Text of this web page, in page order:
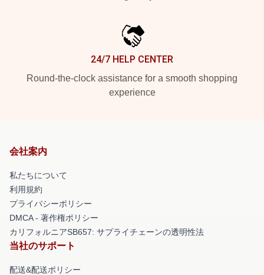
24/7 HELP CENTER
Round-the-clock assistance for a smooth shopping
experience
会社案内
私たちについて
利用規約
プライバシーポリシー
DMCA - 著作権ポリシー
カリフォルニアSB657: サプライチェーンの透明性法
当社のサポート
配送&配送ポリシー